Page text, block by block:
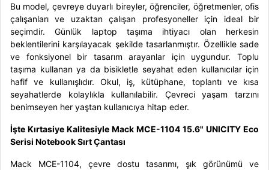
Bu model, çevreye duyarlı bireyler, öğrenciler, öğretmenler, ofis
çalışanları ve uzaktan çalışan profesyoneller için ideal bir
seçimdir. Günlük laptop taşıma ihtiyacı olan herkesin
beklentilerini karşılayacak şekilde tasarlanmıştır. Özellikle sade
ve fonksiyonel bir tasarım arayanlar için uygundur. Toplu
taşıma kullanan ya da bisikletle seyahat eden kullanıcılar için
hafif ve kullanışlıdır. Okul, iş, kütüphane, toplantı ve kısa
seyahatlerde kolaylıkla kullanılabilir. Çevreci yaşam tarzını
benimseyen her yaştan kullanıcıya hitap eder.
İşte Kırtasiye Kalitesiyle Mack MCE-1104 15.6" UNICITY Eco
Serisi Notebook Sırt Çantası
Mack MCE-1104, çevre dostu tasarımı, şık görünümü ve